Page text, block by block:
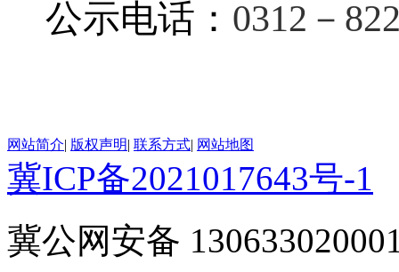
公示电话： 0312－
网站简介| 版权声明| 联系方式| 网站地图
冀ICP备2021017643号-1
冀公网安备